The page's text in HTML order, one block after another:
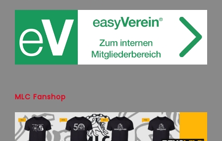
MLC Fanshop